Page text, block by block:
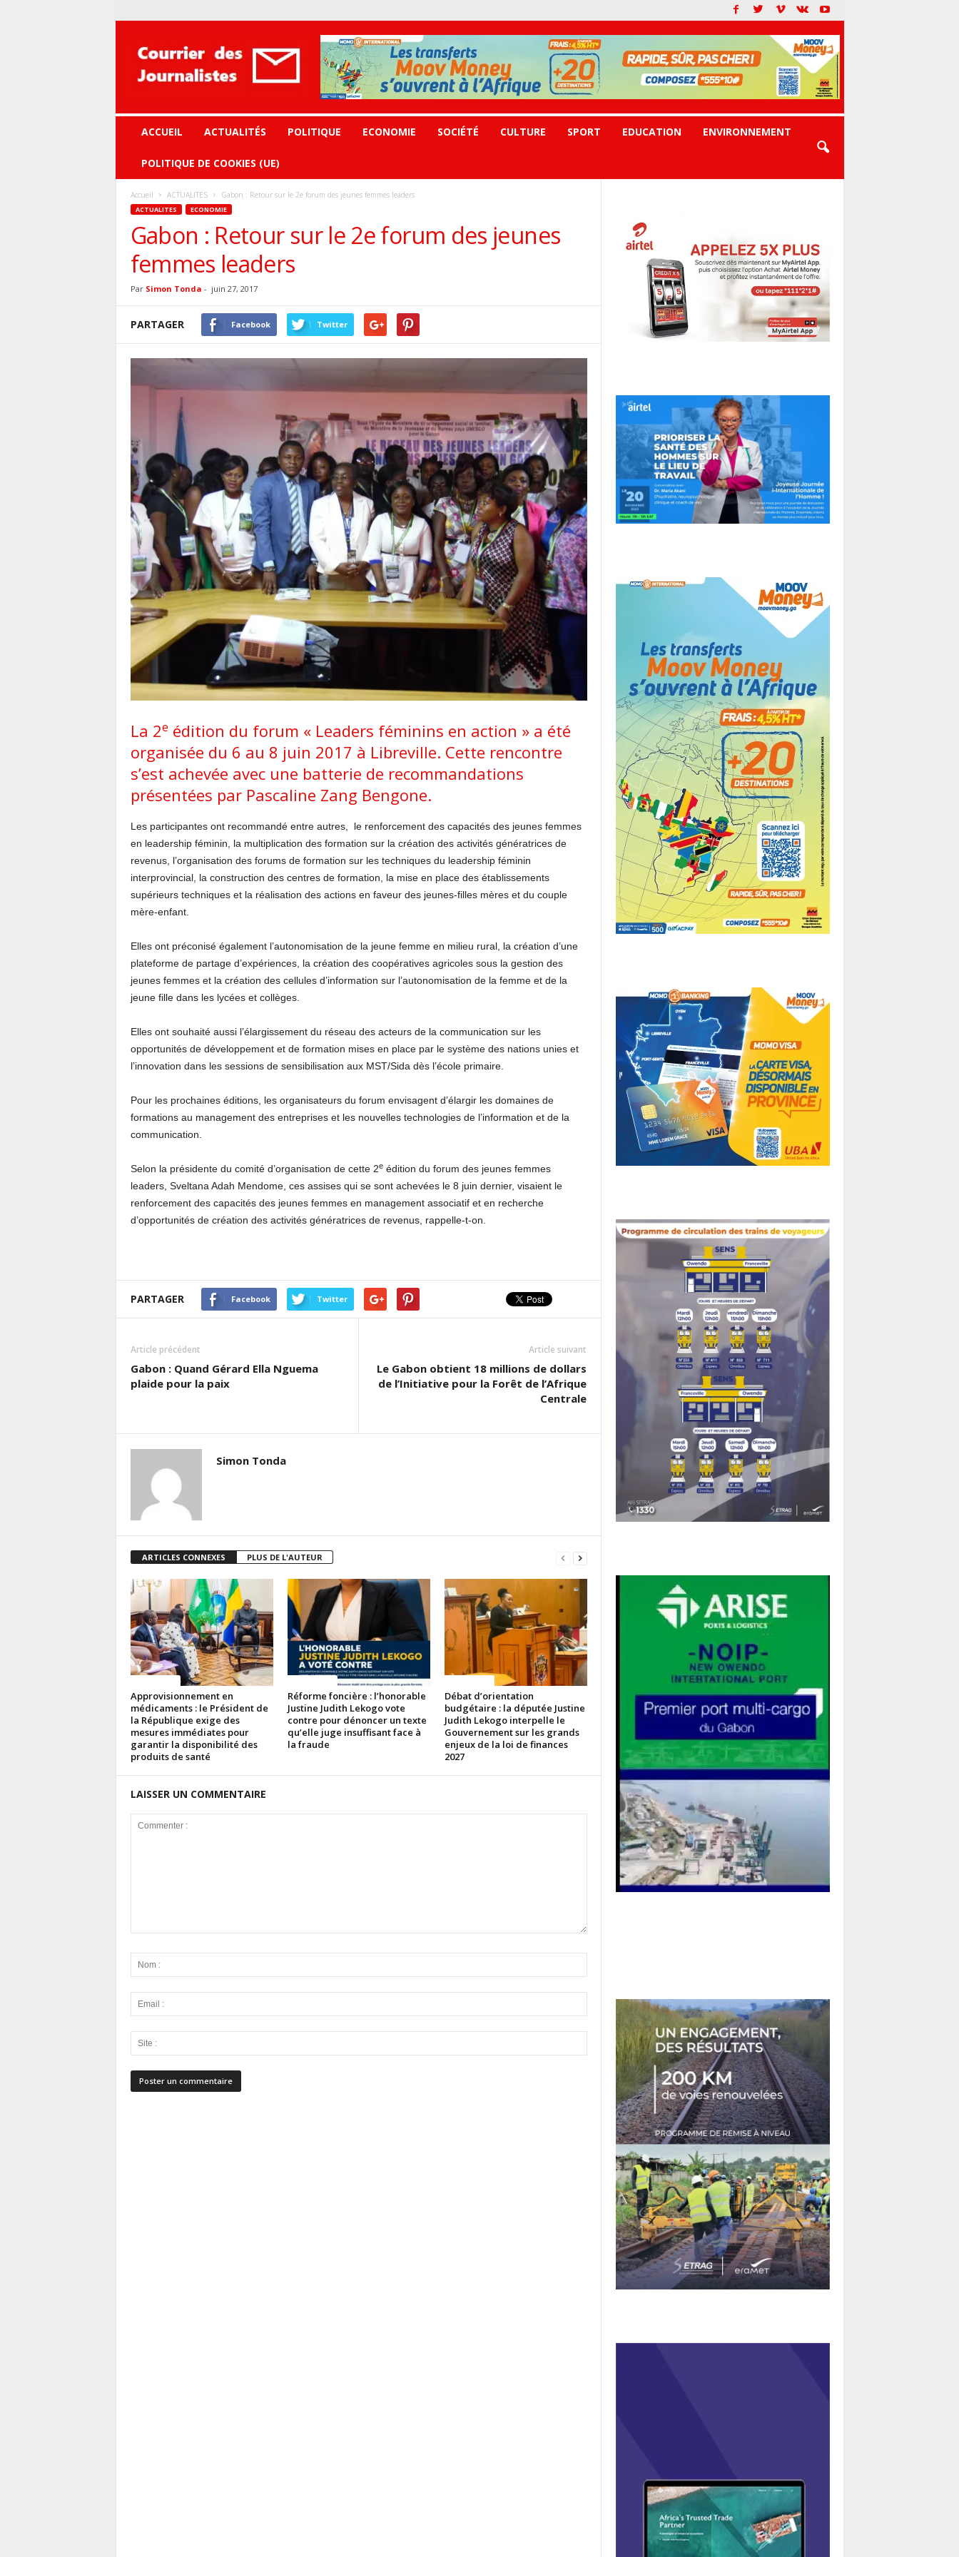
journalistes
ACCUEIL ACTUALITÉS POLITIQUE ECONOMIE SOCIÉTÉ CULTURE SPORT EDUCATION ENVIRONNEMENT
POLITIQUE DE COOKIES (UE)
Accueil ACTUALITES Gabon : Retour sur le 2e forum des jeunes femmes leaders
ACTUALITES ECONOMIE
Gabon : Retour sur le 2e forum des jeunes
femmes leaders
Par Simon Tonda - juin 27, 2017
PARTAGER Facebook Twitter
La 2e édition du forum « Leaders féminins en action » a été
organisée du 6 au 8 juin 2017 à Libreville. Cette rencontre
s’est achevée avec une batterie de recommandations
présentées par Pascaline Zang Bengone.
Les participantes ont recommandé entre autres, le renforcement des capacités des jeunes femmes
en leadership féminin, la multiplication des formation sur la création des activités génératrices de
revenus, l’organisation des forums de formation sur les techniques du leadership féminin
interprovincial, la construction des centres de formation, la mise en place des établissements
supérieurs techniques et la réalisation des actions en faveur des jeunes-filles mères et du couple
mère-enfant.
Elles ont préconisé également l’autonomisation de la jeune femme en milieu rural, la création d’une
plateforme de partage d’expériences, la création des coopératives agricoles sous la gestion des
jeunes femmes et la création des cellules d’information sur l’autonomisation de la femme et de la
jeune fille dans les lycées et collèges.
Elles ont souhaité aussi l’élargissement du réseau des acteurs de la communication sur les
opportunités de développement et de formation mises en place par le système des nations unies et
l’innovation dans les sessions de sensibilisation aux MST/Sida dès l’école primaire.
Pour les prochaines éditions, les organisateurs du forum envisagent d’élargir les domaines de
formations au management des entreprises et les nouvelles technologies de l’information et de la
communication.
Selon la présidente du comité d’organisation de cette 2eédition du forum des jeunes femmes
leaders, Sveltana Adah Mendome, ces assises qui se sont achevées le 8 juin dernier, visaient le
renforcement des capacités des jeunes femmes en management associatif et en recherche
d’opportunités de création des activités génératrices de revenus, rappelle-t-on.
PARTAGER Facebook Twitter
Article précédent
Gabon : Quand Gérard Ella Nguema
plaide pour la paix
Article suivant
Le Gabon obtient 18 millions de dollars
de l’Initiative pour la Forêt de l’Afrique
Centrale
Simon Tonda
ARTICLES CONNEXES PLUS DE L'AUTEUR
Approvisionnement en
médicaments : le Président de
la République exige des
mesures immédiates pour
garantir la disponibilité des
produits de santé
Réforme foncière : l’honorable
Justine Judith Lekogo vote
contre pour dénoncer un texte
qu’elle juge insuffisant face à
la fraude
Débat d’orientation
budgétaire : la députée Justine
Judith Lekogo interpelle le
Gouvernement sur les grands
enjeux de la loi de finances
2027
LAISSER UN COMMENTAIRE